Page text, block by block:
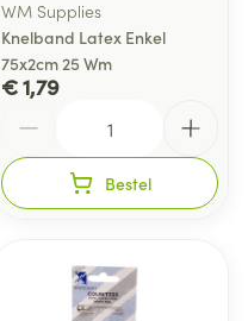
WM Supplies
Knelband Latex Enkel
75x2cm 25 Wm
€ 1,79
Bestel